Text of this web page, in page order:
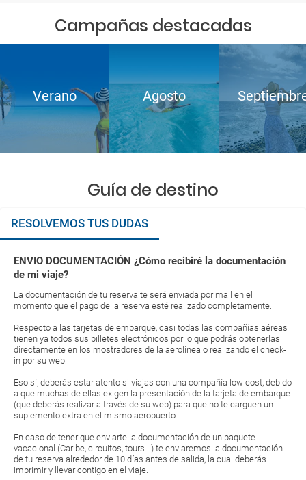
Campañas destacadas
Verano Agosto
Guía de destino
RESOLVEMOS TUS DUDAS
ENVIO DOCUMENTACIÓN ¿Cómo recibiré la documentación
de mi viaje?
La documentación de tu reserva te será enviada por mail en el
momento que el pago de la reserva esté realizado completamente.
Respecto a las tarjetas de embarque, casi todas las compañías aéreas
tienen ya todos sus billetes electrónicos por lo que podrás obtenerlas
directamente en los mostradores de la aerolínea o realizando el check-
in por su web.
Eso sí, deberás estar atento si viajas con una compañía low cost, debido
a que muchas de ellas exigen la presentación de la tarjeta de embarque
(que deberás realizar a través de su web) para que no te carguen un
suplemento extra en el mismo aeropuerto.
En caso de tener que enviarte la documentación de un paquete
vacacional (Caribe, circuitos, tours...) te enviaremos la documentación
de tu reserva alrededor de 10 días antes de salida, la cual deberás
imprimir y llevar contigo en el viaje.